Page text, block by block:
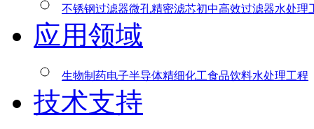
不锈钢过滤器微孔精密滤芯初中高效过滤器水处理
应用领域
生物制药电子半导体精细化工食品饮料水处理工程
技术支持